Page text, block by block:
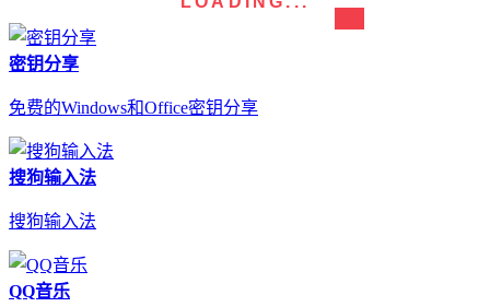
密钥分享
免费的Windows和Office密钥分享
搜狗输入法
搜狗输入法
QQ音乐